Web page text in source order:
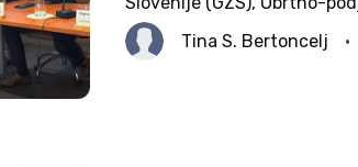
(OZS), Trgovinske zbornice
nemške gospodarske
Tina S. Bertoncelj